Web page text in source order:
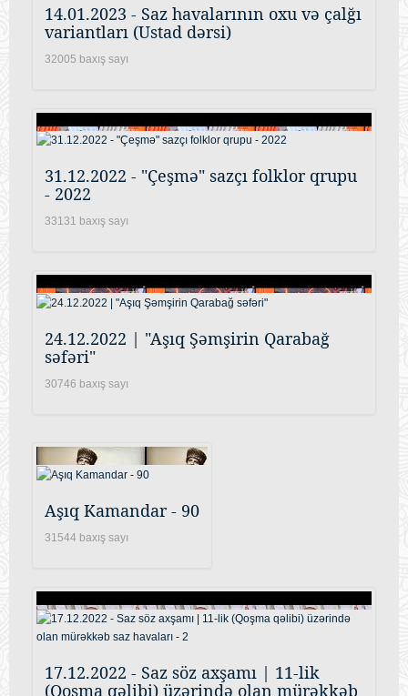
14.01.2023 - Saz havalarının oxu və çalğı
variantları (Ustad dərsi)
32005 baxış sayı
31.12.2022 - "Çeşmə" sazçı folklor qrupu
- 2022
33131 baxış sayı
24.12.2022 | "Aşıq Şəmşirin Qarabağ
səfəri"
30746 baxış sayı
Aşıq Kamandar - 90
31544 baxış sayı
17.12.2022 - Saz söz axşamı | 11-lik
(Qoşma qəlibi) üzərində olan mürəkkəb